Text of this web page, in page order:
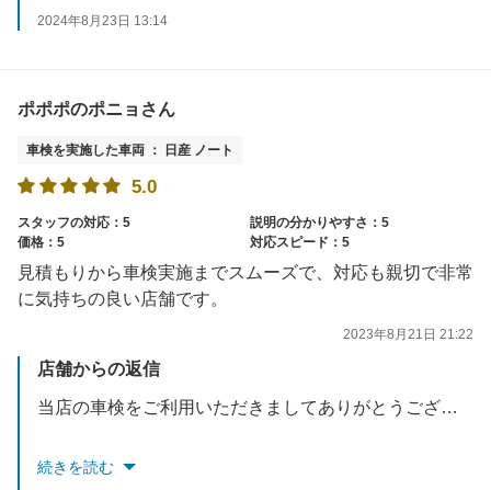
2024年8月23日 13:14
ポポポのポニョさん
車検を実施した車両 ： 日産 ノート
5.0
スタッフの対応：5
説明の分かりやすさ：5
価格：5
対応スピード：5
見積もりから車検実施までスムーズで、対応も親切で非常
に気持ちの良い店舗です。
2023年8月21日 21:22
店舗からの返信
当店の車検をご利用いただきましてありがとうございました。
今後のメンテナンスも当店にお任せください。
続きを読む